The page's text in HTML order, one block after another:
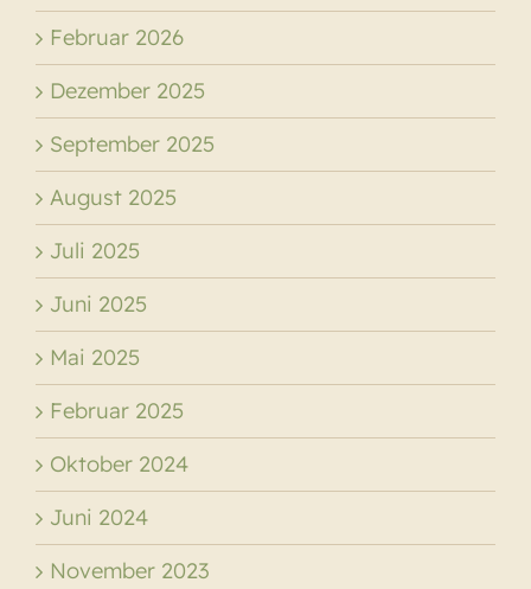
Februar 2026
Dezember 2025
September 2025
August 2025
Juli 2025
Juni 2025
Mai 2025
Februar 2025
Oktober 2024
Juni 2024
November 2023